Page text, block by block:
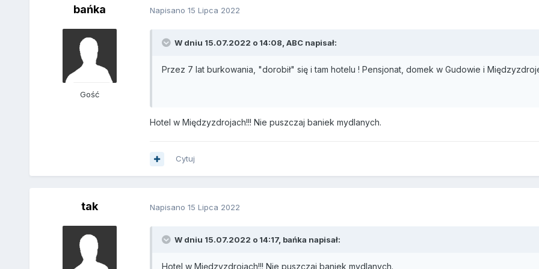
bańka
Gość
Napisano 15 Lipca 2022
W dniu 15.07.2022 o 14:08, ABC napisał:
Przez 7 lat burkowania, "dorobił" się i tam hotelu ! Pensjonat, domek w Gudowie i
Hotel w Międzyzdrojach!!! Nie puszczaj baniek mydlanych.
Cytuj
tak Napisano 15 Lipca 2022
W dniu 15.07.2022 o 14:17, bańka napisał:
Hotel w Międzyzdrojach!!! Nie puszczaj baniek mydlanych.